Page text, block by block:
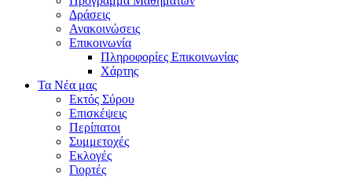
Δράσεις
Ανακοινώσεις
Επικοινωνία
Πληροφορίες Επικοινωνίας
Χάρτης
Τα Νέα μας
Εκτός Σύρου
Επισκέψεις
Περίπατοι
Συμμετοχές
Εκλογές
Γιορτές